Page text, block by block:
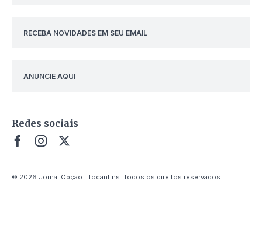
RECEBA NOVIDADES EM SEU EMAIL
ANUNCIE AQUI
Redes sociais
© 2026 Jornal Opção | Tocantins. Todos os direitos reservados.